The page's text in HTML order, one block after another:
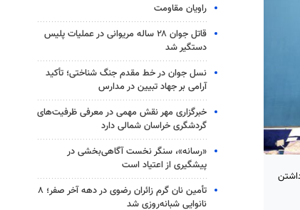
راویان مقاومت
قاتل جوان ۲۸ ساله مریوانی در عملیات پلیس
دستگیر شد
نسل جوان در خط مقدم جنگ شناختی؛ تأکید
آرامی بر جهاد تبیین در مدارس
خبرگزاری مهر نقش مهمی در معرفی ظرفیت‌های
گردشگری خراسان شمالی دارد
«رسانه»، سنگر نخست آگاهی‌بخشی در
پیشگیری از اعتیاد است
تأمین نان گرم زائران رضوی در دهه آخر صفر؛ ۸
نانوایی شبانه‌روزی شد